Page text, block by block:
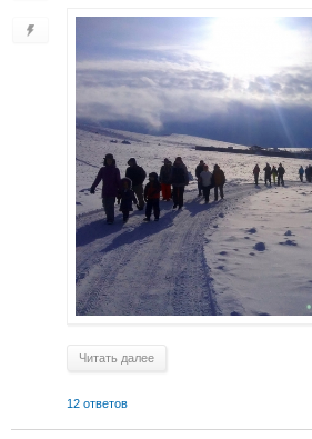
Читать далее
12 ответов